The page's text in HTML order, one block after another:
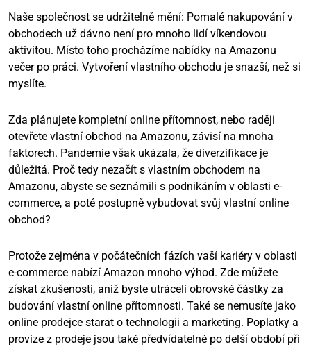
Naše společnost se udržitelně mění: Pomalé nakupování v
obchodech už dávno není pro mnoho lidí víkendovou
aktivitou. Místo toho procházíme nabídky na Amazonu
večer po práci. Vytvoření vlastního obchodu je snazší, než si
myslíte.
Zda plánujete kompletní online přítomnost, nebo raději
otevřete vlastní obchod na Amazonu, závisí na mnoha
faktorech. Pandemie však ukázala, že diverzifikace je
důležitá. Proč tedy nezačít s vlastním obchodem na
Amazonu, abyste se seznámili s podnikáním v oblasti e-
commerce, a poté postupně vybudovat svůj vlastní online
obchod?
Protože zejména v počátečních fázích vaší kariéry v oblasti
e-commerce nabízí Amazon mnoho výhod. Zde můžete
získat zkušenosti, aniž byste utráceli obrovské částky za
budování vlastní online přítomnosti. Také se nemusíte jako
online prodejce starat o technologii a marketing. Poplatky a
provize z prodeje jsou také předvídatelné po delší období při